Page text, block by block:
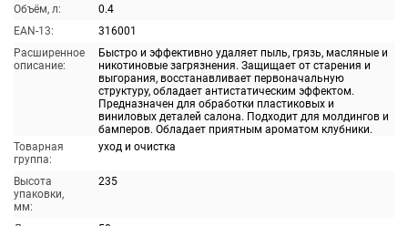
Объём, л:
0.4
EAN-13:
316001
Расширенное
описание:
Быстро и эффективно удаляет пыль, грязь, масляные и
никотиновые загрязнения. Защищает от старения и
выгорания, восстанавливает первоначальную
структуру, обладает антистатическим эффектом.
Предназначен для обработки пластиковых и
виниловых деталей салона. Подходит для молдингов и
бамперов. Обладает приятным ароматом клубники.
Товарная
группа:
уход и очистка
Высота
упаковки,
мм:
235